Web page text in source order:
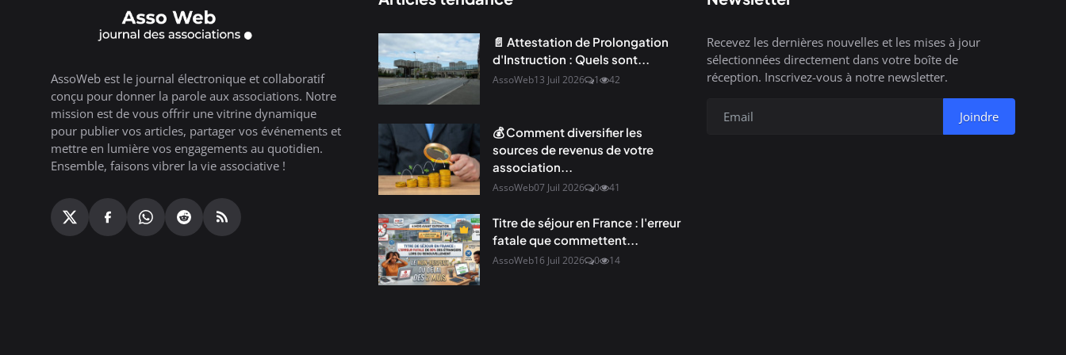
AssoWeb est le journal électronique et collaboratif
conçu pour donner la parole aux associations. Notre
mission est de vous offrir une vitrine dynamique
pour publier vos articles, partager vos événements et
mettre en lumière vos engagements au quotidien.
Ensemble, faisons vibrer la vie associative !
📄 Attestation de Prolongation
d'Instruction : Quels sont...
AssoWeb13 Juil 2026 1 42
💰 Comment diversifier les
sources de revenus de votre
association...
AssoWeb07 Juil 2026 0 41
Titre de séjour en France : l'erreur
fatale que commettent...
AssoWeb16 Juil 2026 0 14
Recevez les dernières nouvelles et les mises à jour
sélectionnées directement dans votre boîte de
réception. Inscrivez-vous à notre newsletter.
Joindre